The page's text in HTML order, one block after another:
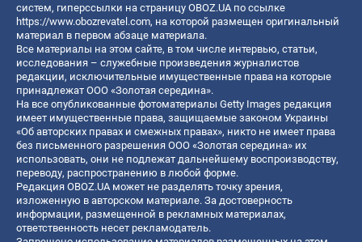
систем, гиперссылки на страницу OBOZ.UA по ссылке
https://www.obozrevatel.com, на которой размещен оригинальный
материал в первом абзаце материала.
Все материалы на этом сайте, в том числе интервью, статьи,
исследования – служебные произведения журналистов
редакции, исключительные имущественные права на которые
принадлежат ООО «Золотая середина».
На все опубликованные фотоматериалы Getty Images редакция
имеет имущественные права, защищаемые законом Украины
«Об авторских правах и смежных правах», никто не имеет права
без письменного разрешения ООО «Золотая середина» их
использовать, они не подлежат дальнейшему воспроизводству,
переводу, распространению в любой форме.
Редакция OBOZ.UA может не разделять точку зрения,
изложенную в авторском материале. За достоверность
информации, размещенной в рекламных материалах,
ответственность несет рекламодатель.